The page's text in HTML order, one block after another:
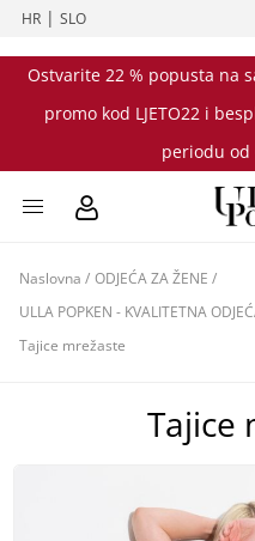
HR |SLO
Ostvarite 22 % popusta na
promo kod LJETO22 i
periodu od
Naslovna / ODJEĆA ZA ŽENE /
ULLA POPKEN - KVALITETNA
Tajice mrežaste
Tajice